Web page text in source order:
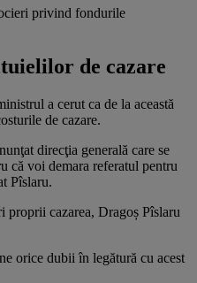
privind fondurile
de cazare
a cerut ca de la această
de cazare.
direcţia generală care se
că voi demara referatul pentru
Pîslaru.
cazarea, Dragoș Pîslaru
orice dubii în legătură cu acest